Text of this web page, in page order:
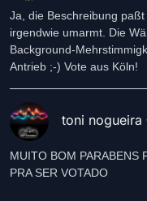
Ja, die Beschreibung
irgendwie umarmt. Die
Background-
Antrieb ;-) Vote aus Köln!
toni nogueira
MUITO BOM PARABENS
PRA SER VOTADO